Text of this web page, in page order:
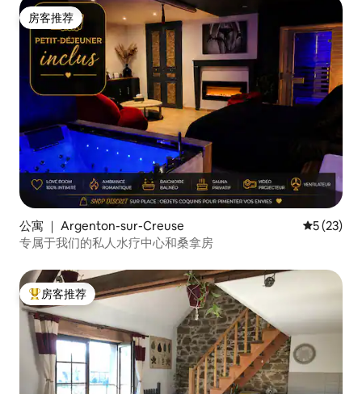
房客推荐
房客推荐
公寓 ｜ Argenton-sur-Creuse 平均评分
5 (23)
专属于我们的私人水疗中心和桑拿房
热门「房客推荐」
房客推荐